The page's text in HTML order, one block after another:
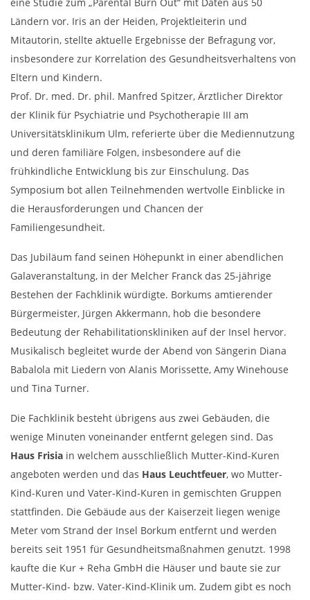
Ländern vor. Iris an der Heiden, Projektleiterin und
Mitautorin, stellte aktuelle Ergebnisse der Befragung vor,
insbesondere zur Korrelation des Gesundheitsverhaltens von
Eltern und Kindern.
Prof. Dr. med. Dr. phil. Manfred Spitzer, Ärztlicher Direktor
der Klinik für Psychiatrie und Psychotherapie III am
Universitätsklinikum Ulm, referierte über die Mediennutzung
und deren familiäre Folgen, insbesondere auf die
frühkindliche Entwicklung bis zur Einschulung. Das
Symposium bot allen Teilnehmenden wertvolle Einblicke in
die Herausforderungen und Chancen der
Familiengesundheit.
Das Jubiläum fand seinen Höhepunkt in einer abendlichen
Galaveranstaltung, in der Melcher Franck das 25-jährige
Bestehen der Fachklinik würdigte. Borkums amtierender
Bürgermeister, Jürgen Akkermann, hob die besondere
Bedeutung der Rehabilitationskliniken auf der Insel hervor.
Musikalisch begleitet wurde der Abend von Sängerin Diana
Babalola mit Liedern von Alanis Morissette, Amy Winehouse
und Tina Turner.
Die Fachklinik besteht übrigens aus zwei Gebäuden, die
wenige Minuten voneinander entfernt gelegen sind. Das
Haus Frisia in welchem ausschließlich Mutter-Kind-Kuren
angeboten werden und das Haus Leuchtfeuer, wo Mutter-
Kind-Kuren und Vater-Kind-Kuren in gemischten Gruppen
stattfinden. Die Gebäude aus der Kaiserzeit liegen wenige
Meter vom Strand der Insel Borkum entfernt und werden
bereits seit 1951 für Gesundheitsmaßnahmen genutzt. 1998
kaufte die Kur + Reha GmbH die Häuser und baute sie zur
Mutter-Kind- bzw. Vater-Kind-Klinik um. Zudem gibt es noch